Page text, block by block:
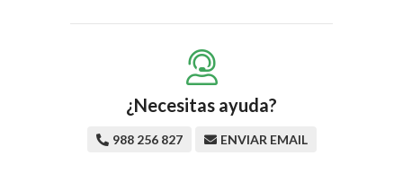
¿Necesitas ayuda?
988 256 827 ENVIAR EMAIL